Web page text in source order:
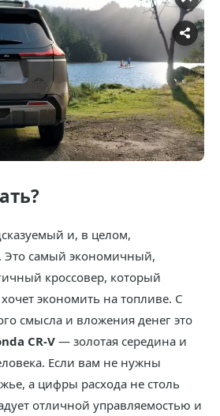
и, в целом,
самый экономичный,
кроссовер, который
экономить на топливе. С
смысла и вложения денег это
CR-V — золотая середина и
Если вам не нужны
а цифры расхода не столь
отличной управляемостью и